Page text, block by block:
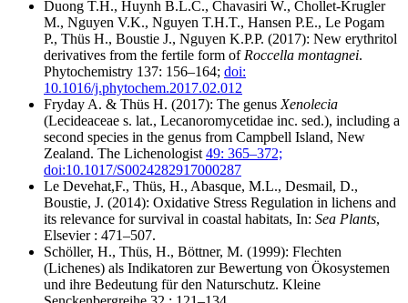
Duong T.H., Huynh B.L.C., Chavasiri W., Chollet-Krugler
M., Nguyen V.K., Nguyen T.H.T., Hansen P.E., Le Pogam
P., Thüs H., Boustie J., Nguyen K.P.P. (2017): New erythritol
derivatives from the fertile form of Roccella montagnei.
Phytochemistry 137: 156–164; doi:
10.1016/j.phytochem.2017.02.012
Fryday A. & Thüs H. (2017): The genus Xenolecia
(Lecideaceae s. lat., Lecanoromycetidae inc. sed.), including a
second species in the genus from Campbell Island, New
Zealand. The Lichenologist 49: 365–372;
doi:10.1017/S0024282917000287
Le Devehat,F., Thüs, H., Abasque, M.L., Desmail, D.,
Boustie, J. (2014): Oxidative Stress Regulation in lichens and
its relevance for survival in coastal habitats, In: Sea Plants,
Elsevier : 471–507.
Schöller, H., Thüs, H., Böttner, M. (1999): Flechten
(Lichenes) als Indikatoren zur Bewertung von Ökosystemen
und ihre Bedeutung für den Naturschutz. Kleine